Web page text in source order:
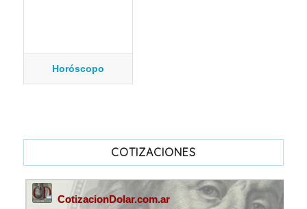
Horóscopo
COTIZACIONES